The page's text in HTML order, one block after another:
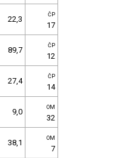
22,3 ČP
17
89,7 ČP
12
27,4 ČP
14
9,0 OM
32
38,1 OM
7